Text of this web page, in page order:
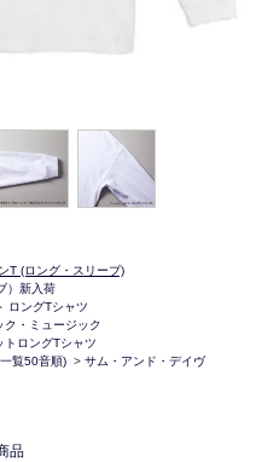
T (ロング・スリーブ)
）新入荷
ロングTシャツ
ク・ミュージック
トロングTシャツ
覧50音順) > サム・アンド・デイヴ
品